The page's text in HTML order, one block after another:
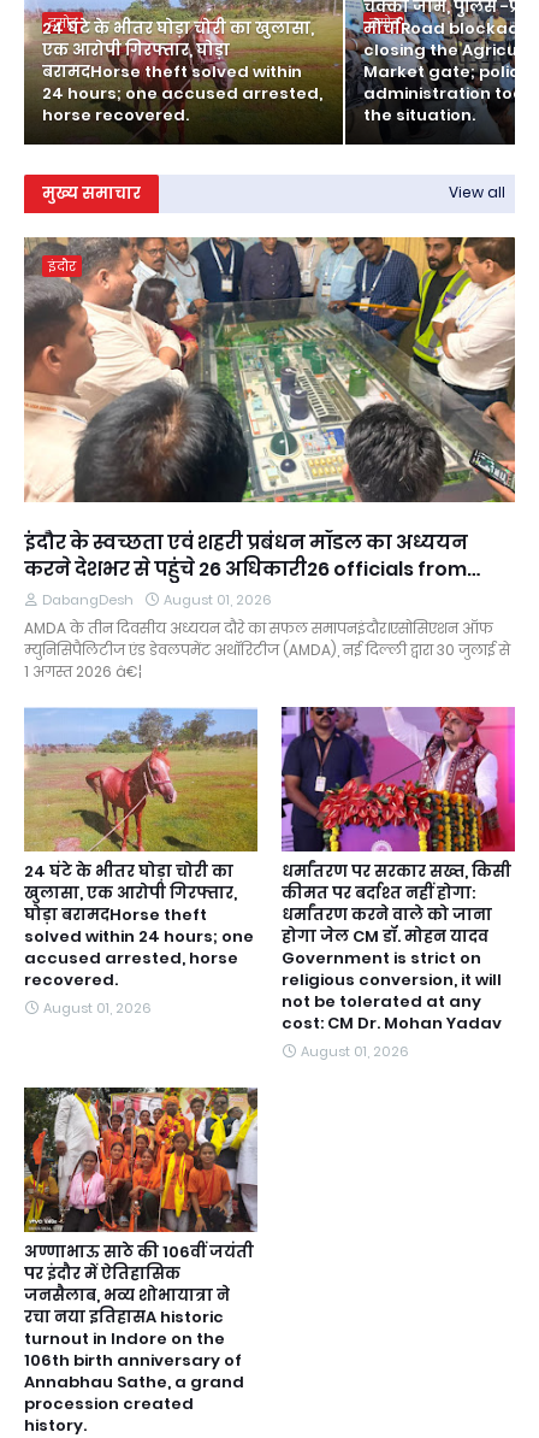
दमोह
24 घंटे के भीतर घोड़ा चोरी का खुलासा,
एक आरोपी गिरफ्तार, घोड़ा
बरामदHorse theft solved within
24 hours; one accused arrested,
horse recovered.
दमोह
चक्का जाम, पुलिस -
मोर्चाRoad
closing the
Market gate; police
administration took
the situation.
मुख्य समाचार View all
इंदौर
इंदौर के स्वच्छता एवं शहरी प्रबंधन मॉडल का अध्ययन
करने देशभर से पहुंचे 26 अधिकारी26 officials from
across the country arrived to study Indore's
sanitation and urban management model.
DabangDesh August 01, 2026
AMDA के तीन दिवसीय अध्ययन दौरे का सफल समापनइंदौर।एसोसिएशन ऑफ
म्युनिसिपैलिटीज एंड डेवलपमेंट अथॉरिटीज (AMDA), नई दिल्ली द्वारा 30 जुलाई से
1 अगस्त 2026 â€¦
24 घंटे के भीतर घोड़ा चोरी का
खुलासा, एक आरोपी गिरफ्तार,
घोड़ा बरामदHorse theft
solved within 24 hours; one
accused arrested, horse
recovered.
August 01, 2026
धर्मांतरण पर सरकार सख्त, किसी
कीमत पर बर्दाश्त नहीं होगा:
धर्मांतरण करने वाले को जाना
होगा जेल CM डॉ. मोहन यादव
Government is strict on
religious conversion, it will
not be tolerated at any
cost: CM Dr. Mohan Yadav
August 01, 2026
अण्णाभाऊ साठे की 106वीं जयंती
पर इंदौर में ऐतिहासिक
जनसैलाब, भव्य शोभायात्रा ने
रचा नया इतिहासA historic
turnout in Indore on the
106th birth anniversary of
Annabhau Sathe, a grand
procession created
history.